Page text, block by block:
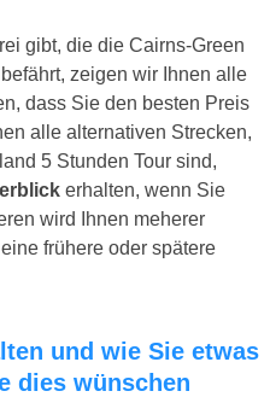
gibt, die die Cairns-Green
zeigen wir Ihnen alle
dass Sie den besten Preis
alle alternativen Strecken,
5 Stunden Tour sind,
erhalten, wenn Sie
wird Ihnen meherer
frühere oder spätere
dies wünschen